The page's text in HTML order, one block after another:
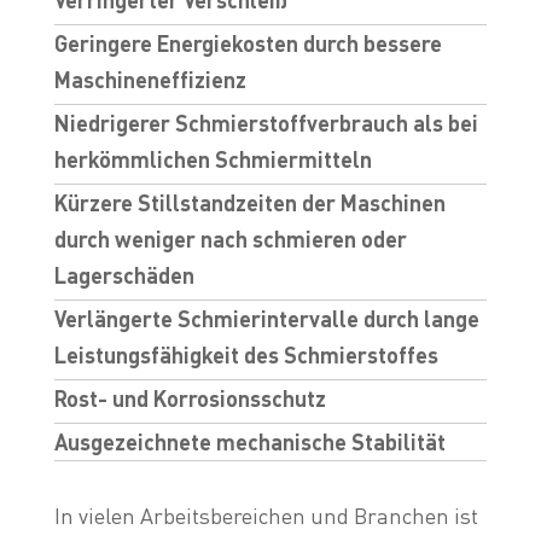
Geringere Energiekosten durch bessere
Maschineneffizienz
Niedrigerer Schmierstoffverbrauch als bei
herkömmlichen Schmiermitteln
Kürzere Stillstandzeiten der Maschinen
durch weniger nach schmieren oder
Lagerschäden
Verlängerte Schmierintervalle durch lange
Leistungsfähigkeit des Schmierstoffes
Rost- und Korrosionsschutz
Ausgezeichnete mechanische Stabilität
In vielen Arbeitsbereichen und Branchen ist